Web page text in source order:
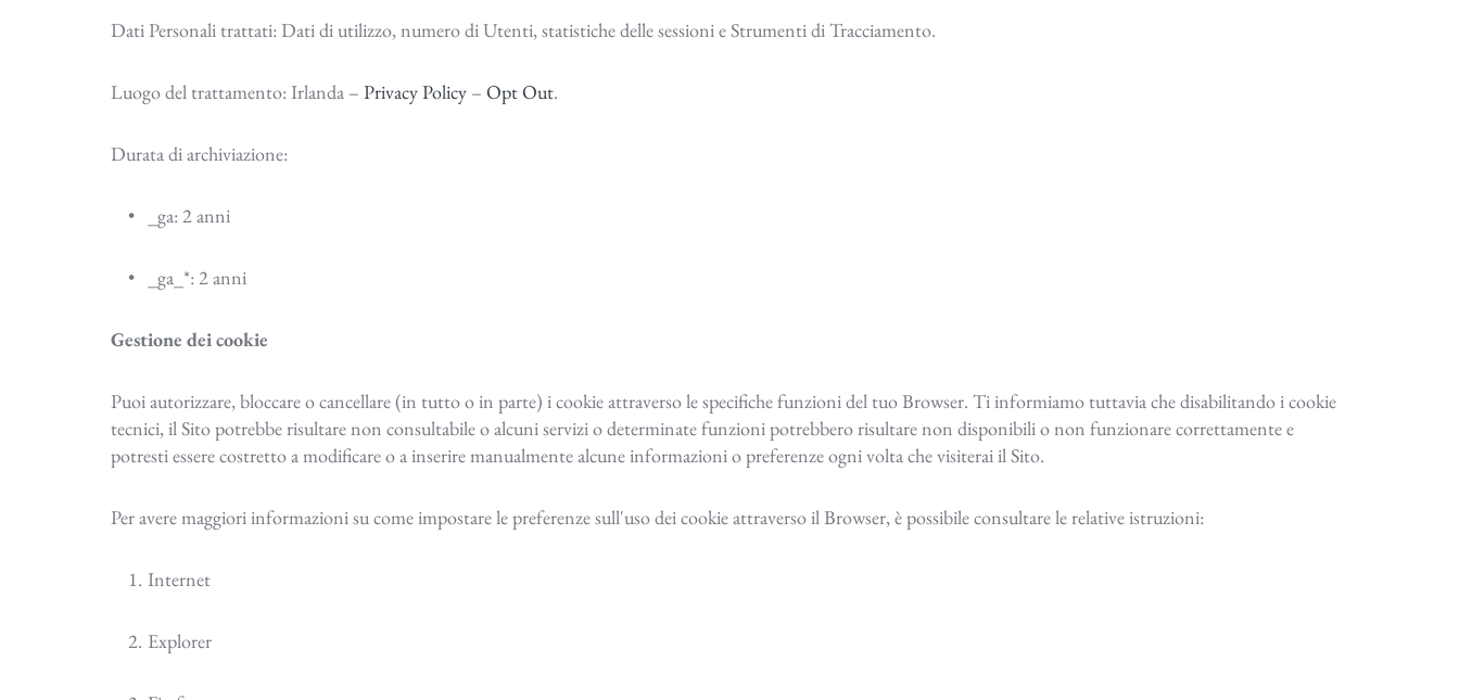
Dati Personali trattati: Dati di utilizzo, numero di Utenti, statistiche delle sessioni e Strumenti di Tracciamento.
Luogo del trattamento: Irlanda – Privacy Policy – Opt Out.
Durata di archiviazione:
_ga: 2 anni
_ga_*: 2 anni
Gestione dei cookie
Puoi autorizzare, bloccare o cancellare (in tutto o in parte) i cookie attraverso le specifiche funzioni del tuo Browser. Ti informiamo tuttavia che disabilitando i cookie
tecnici, il Sito potrebbe risultare non consultabile o alcuni servizi o determinate funzioni potrebbero risultare non disponibili o non funzionare correttamente e
potresti essere costretto a modificare o a inserire manualmente alcune informazioni o preferenze ogni volta che visiterai il Sito.
Per avere maggiori informazioni su come impostare le preferenze sull'uso dei cookie attraverso il Browser, è possibile consultare le relative istruzioni:
Internet
Explorer